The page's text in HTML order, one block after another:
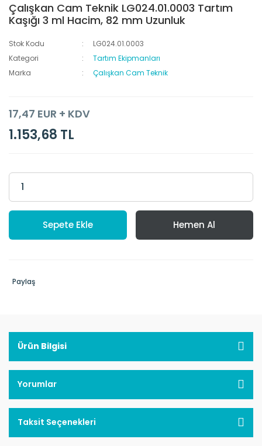
Çalışkan Cam Teknik LG024.01.0003 Tartım
Kaşığı 3 ml Hacim, 82 mm Uzunluk
Stok Kodu
LG024.01.0003
Kategori
Tartım Ekipmanları
Marka
Çalışkan Cam Teknik
17,47 EUR + KDV
1.153,68 TL
Sepete Ekle Hemen Al
Paylaş
Ürün Bilgisi
Yorumlar
Taksit Seçenekleri